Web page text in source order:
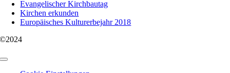
Evangelischer Kirchbautag
Kirchen erkunden
Europäisches Kulturerbejahr 2018
©2024
Toggle
Navigation